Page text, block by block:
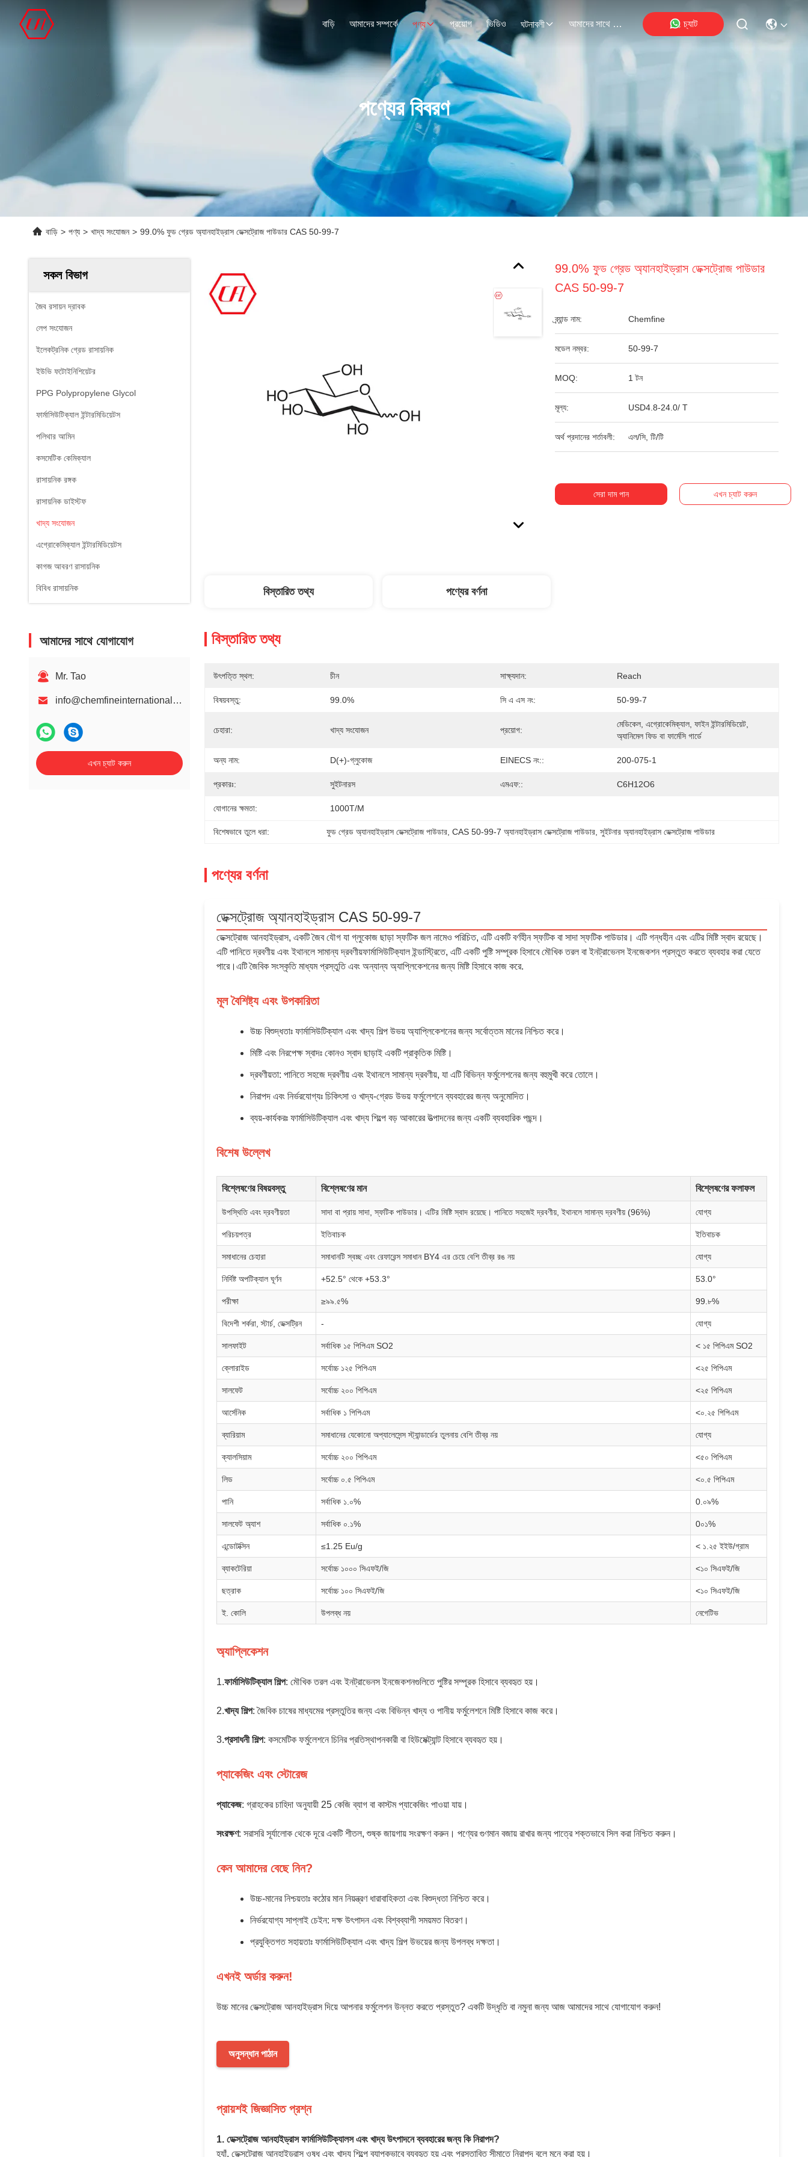
বাড়ি আমাদের সম্পর্কে পণ্য প্রয়োগ ভিডিও ঘটনাবলী আমাদের সাথে যোগাযোগ চ্যাট
পণ্যের বিবরণ
বাড়ি > পণ্য > খাদ্য সংযোজন > 99.0% ফুড গ্রেড অ্যানহাইড্রাস ডেক্সট্রোজ পাউডার CAS 50-99-7
সকল বিভাগ
জৈব রসায়ন দ্রাবক
লেপ সংযোজন
ইলেকট্রনিক গ্রেড রাসায়নিক
ইউভি ফটোইনিশিয়েটর
PPG Polypropylene Glycol
ফার্মাসিউটিক্যাল ইন্টারমিডিয়েটস
পলিথার আমিন
কসমেটিক কেমিক্যাল
রাসায়নিক রঙ্গক
রাসায়নিক ডাইস্টফ
খাদ্য সংযোজন
এগ্রোকেমিক্যাল ইন্টারমিডিয়েটস
কাগজ আবরণ রাসায়নিক
বিবিধ রাসায়নিক
আমাদের সাথে যোগাযোগ
Mr. Tao
info@chemfineinternational.com
এখন চ্যাট করুন
99.0% ফুড গ্রেড অ্যানহাইড্রাস ডেক্সট্রোজ পাউডার
CAS 50-99-7
ব্র্যান্ড নাম: Chemfine
মডেল নম্বর: 50-99-7
MOQ: 1 টন
মূল্য: USD4.8-24.0/ T
অর্থ প্রদানের শর্তাবলী: এল/সি, টি/টি
সেরা দাম পান এখন চ্যাট করুন
বিস্তারিত তথ্য পণ্যের বর্ণনা
বিস্তারিত তথ্য
উৎপত্তি স্থল: চীন সাক্ষ্যদান: Reach
বিষয়বস্তু: 99.0% সি এ এস নং: 50-99-7
চেহারা: খাদ্য সংযোজন প্রয়োগ:
মেডিকেল, এগ্রোকেমিক্যাল, ফাইন ইন্টারমিডিয়েট,
অ্যানিমেল ফিড বা ফার্মেসি গার্ডে
অন্য নাম: D(+)-গ্লুকোজ EINECS নং:: 200-075-1
প্রকারঃ: সুইটনারস এমএফ:: C6H12O6
যোগানের ক্ষমতা: 1000T/M
বিশেষভাবে তুলে ধরা: ফুড গ্রেড অ্যানহাইড্রাস ডেক্সট্রোজ পাউডার , CAS 50-99-7 অ্যানহাইড্রাস ডেক্সট্রোজ পাউডার , সুইটনার অ্যানহাইড্রাস ডেক্সট্রোজ পাউডার
পণ্যের বর্ণনা
ডেক্সট্রোজ অ্যানহাইড্রাস CAS 50-99-7
ডেক্সট্রোজ আনহাইড্রাস, একটি জৈব যৌগ যা গ্লুকোজ ছাড়া স্ফটিক জল নামেও পরিচিত, এটি একটি বর্ণহীন স্ফটিক বা সাদা স্ফটিক পাউডার। এটি গন্ধহীন এবং এটির মিষ্টি স্বাদ রয়েছে।
এটি পানিতে দ্রবণীয় এবং ইথানলে সামান্য দ্রবণীয়ফার্মাসিউটিক্যাল ইন্ডাস্ট্রিতে, এটি একটি পুষ্টি সম্পূরক হিসাবে মৌখিক তরল বা ইনট্রাভেনস ইনজেকশন প্রস্তুত করতে ব্যবহার করা যেতে
পারে।এটি জৈবিক সংস্কৃতি মাধ্যম প্রস্তুতি এবং অন্যান্য অ্যাপ্লিকেশনের জন্য মিষ্টি হিসাবে কাজ করে.
মূল বৈশিষ্ট্য এবং উপকারিতা
উচ্চ বিশুদ্ধতাঃ ফার্মাসিউটিক্যাল এবং খাদ্য শিল্প উভয় অ্যাপ্লিকেশনের জন্য সর্বোত্তম মানের নিশ্চিত করে।
মিষ্টি এবং নিরপেক্ষ স্বাদঃ কোনও স্বাদ ছাড়াই একটি প্রাকৃতিক মিষ্টি।
দ্রবণীয়তা: পানিতে সহজে দ্রবণীয় এবং ইথানলে সামান্য দ্রবণীয়, যা এটি বিভিন্ন ফর্মুলেশনের জন্য বহুমুখী করে তোলে।
নিরাপদ এবং নির্ভরযোগ্যঃ চিকিৎসা ও খাদ্য-গ্রেড উভয় ফর্মুলেশনে ব্যবহারের জন্য অনুমোদিত।
ব্যয়-কার্যকরঃ ফার্মাসিউটিক্যাল এবং খাদ্য শিল্পে বড় আকারের উত্পাদনের জন্য একটি ব্যবহারিক পছন্দ।
বিশেষ উল্লেখ
বিশ্লেষণের বিষয়বস্তু বিশ্লেষণের মান বিশ্লেষণের ফলাফল
উপস্থিতি এবং দ্রবণীয়তা সাদা বা প্রায় সাদা, স্ফটিক পাউডার। এটির মিষ্টি স্বাদ রয়েছে। পানিতে সহজেই দ্রবণীয়, ইথানলে সামান্য দ্রবণীয় (96%) যোগ্য
পরিচয়পত্র ইতিবাচক ইতিবাচক
সমাধানের চেহারা সমাধানটি স্বচ্ছ এবং রেফারেন্স সমাধান BY4 এর চেয়ে বেশি তীব্র রঙ নয় যোগ্য
নির্দিষ্ট অপটিক্যাল ঘূর্ণন +52.5° থেকে +53.3° 53.0°
পরীক্ষা ≥৯৯.৫% 99.৮%
বিদেশী শর্করা, স্টার্চ, ডেক্সট্রিন - যোগ্য
সালফাইট সর্বাধিক ১৫ পিপিএম SO2 < ১৫ পিপিএম SO2
ক্লোরাইড সর্বোচ্চ ১২৫ পিপিএম <২৫ পিপিএম
সালফেট সর্বোচ্চ ২০০ পিপিএম <২৫ পিপিএম
আর্সেনিক সর্বাধিক ১ পিপিএম <০.২৫ পিপিএম
ব্যারিয়াম সমাধানের যেকোনো অপ্যালেসেন্স স্ট্যান্ডার্ডের তুলনায় বেশি তীব্র নয় যোগ্য
ক্যালসিয়াম সর্বোচ্চ ২০০ পিপিএম <৫০ পিপিএম
লিড সর্বোচ্চ ০.৫ পিপিএম <০.৫ পিপিএম
পানি সর্বাধিক ১.০% 0.০৯%
সালফেট অ্যাশ সর্বাধিক ০.১% 0০১%
এন্ডোটক্সিন ≤1.25 Eu/g < ১.২৫ ইইউ/গ্রাম
ব্যাকটেরিয়া সর্বোচ্চ ১০০০ সিএফই/জি <১০ সিএফই/জি
ছত্রাক সর্বোচ্চ ১০০ সিএফই/জি <১০ সিএফই/জি
ই. কোলি উপলব্ধ নয় নেগেটিভ
অ্যাপ্লিকেশন
1.ফার্মাসিউটিক্যাল শিল্প: মৌখিক তরল এবং ইনট্রাভেনস ইনজেকশনগুলিতে পুষ্টির সম্পূরক হিসাবে ব্যবহৃত হয়।
2.খাদ্য শিল্প: জৈবিক চাষের মাধ্যমের প্রস্তুতির জন্য এবং বিভিন্ন খাদ্য ও পানীয় ফর্মুলেশনে মিষ্টি হিসাবে কাজ করে।
3.প্রসাধনী শিল্প: কসমেটিক ফর্মুলেশনে চিনির প্রতিস্থাপনকারী বা হিউমেক্ট্যান্ট হিসাবে ব্যবহৃত হয়।
প্যাকেজিং এবং স্টোরেজ
প্যাকেজ: গ্রাহকের চাহিদা অনুযায়ী 25 কেজি ব্যাগ বা কাস্টম প্যাকেজিং পাওয়া যায়।
সংরক্ষণ: সরাসরি সূর্যালোক থেকে দূরে একটি শীতল, শুষ্ক জায়গায় সংরক্ষণ করুন। পণ্যের গুণমান বজায় রাখার জন্য পাত্রে শক্তভাবে সিল করা নিশ্চিত করুন।
কেন আমাদের বেছে নিন?
উচ্চ-মানের নিশ্চয়তাঃ কঠোর মান নিয়ন্ত্রণ ধারাবাহিকতা এবং বিশুদ্ধতা নিশ্চিত করে।
নির্ভরযোগ্য সাপ্লাই চেইন: দক্ষ উৎপাদন এবং বিশ্বব্যাপী সময়মত বিতরণ।
প্রযুক্তিগত সহায়তাঃ ফার্মাসিউটিক্যাল এবং খাদ্য শিল্প উভয়ের জন্য উপলব্ধ দক্ষতা।
এখনই অর্ডার করুন!
উচ্চ মানের ডেক্সট্রোজ আনহাইড্রাস দিয়ে আপনার ফর্মুলেশন উন্নত করতে প্রস্তুত? একটি উদ্ধৃতি বা নমুনা জন্য আজ আমাদের সাথে যোগাযোগ করুন!
অনুসন্ধান পাঠান
প্রায়শই জিজ্ঞাসিত প্রশ্ন
1. ডেক্সট্রোজ আনহাইড্রাস ফার্মাসিউটিক্যালস এবং খাদ্য উৎপাদনে ব্যবহারের জন্য কি নিরাপদ?
হ্যাঁ, ডেক্সট্রোজ আনহাইড্রাস ওষুধ এবং খাদ্য শিল্পে ব্যাপকভাবে ব্যবহৃত হয় এবং প্রস্তাবিত সীমাতে নিরাপদ বলে মনে করা হয়।